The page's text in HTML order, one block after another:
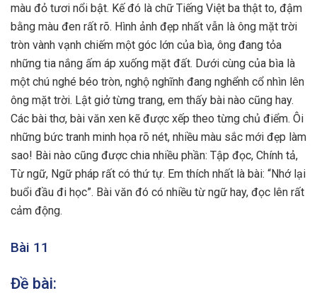
màu đỏ tươi nổi bật. Kế đó là chữ Tiếng Việt ba thật to, đậm
bằng màu đen rất rõ. Hình ảnh đẹp nhất vẫn là ông mặt trời
tròn vành vạnh chiếm một góc lớn của bìa, ông đang tỏa
những tia nắng ấm áp xuống mặt đất. Dưới cùng của bìa là
một chú nghé béo tròn, nghộ nghĩnh đang nghểnh cổ nhìn lên
ông mặt trời. Lật giở từng trang, em thấy bài nào cũng hay.
Các bài thơ, bài văn xen kẽ được xếp theo từng chủ điểm. Ôi
những bức tranh minh họa rõ nét, nhiều màu sắc mới đẹp làm
sao! Bài nào cũng được chia nhiều phần: Tập đọc, Chính tả,
Từ ngữ, Ngữ pháp rất có thứ tự. Em thích nhất là bài: “Nhớ lại
buổi đầu đi học”. Bài văn đó có nhiều từ ngữ hay, đọc lên rất
cảm động.
Bài 11
Đề bài: